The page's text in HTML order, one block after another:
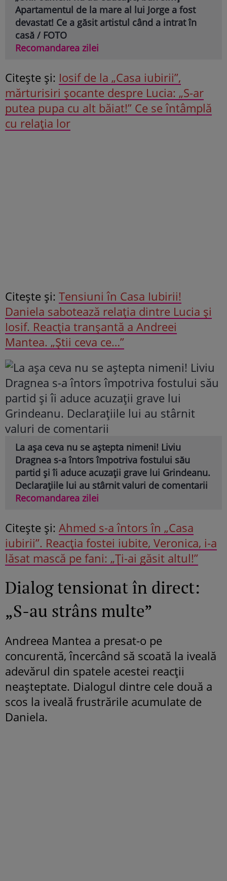
Apartamentul de la mare al lui Jorge a fost
devastat! Ce a găsit artistul când a intrat în
casă / FOTO
Recomandarea zilei
Citeşte şi: Iosif de la „Casa iubirii”,
mărturisiri șocante despre Lucia: „S-ar
putea pupa cu alt băiat!” Ce se întâmplă
cu relația lor
Citeşte şi: Tensiuni în Casa Iubirii!
Daniela sabotează relația dintre Lucia și
Iosif. Reacția tranșantă a Andreei
Mantea. „Știi ceva ce…”
La așa ceva nu se aștepta nimeni! Liviu
Dragnea s-a întors împotriva fostului său
partid și îi aduce acuzații grave lui Grindeanu.
Declarațiile lui au stârnit valuri de comentarii
Recomandarea zilei
Citeşte şi: Ahmed s-a întors în „Casa
iubirii”. Reacția fostei iubite, Veronica, i-a
lăsat mască pe fani: „Ți-ai găsit altul!”
Dialog tensionat în direct:
„S-au strâns multe”
Andreea Mantea a presat-o pe
concurentă, încercând să scoată la iveală
adevărul din spatele acestei reacții
neașteptate. Dialogul dintre cele două a
scos la iveală frustrările acumulate de
Daniela.